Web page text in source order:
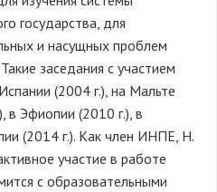
государства, для
и насущных проблем
заседания с участием
(2004 г.), на Мальте
в Эфиопии (2010 г.), в
(2014 г.). Как член ИНПЕ, Н.
участие в работе
с образовательными